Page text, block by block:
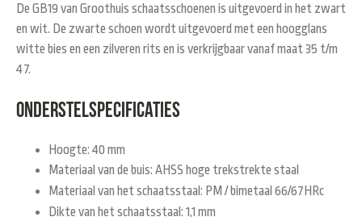
De GB19 van Groothuis schaatsschoenen is uitgevoerd in het zwart
en wit. De zwarte schoen wordt uitgevoerd met een hoogglans
witte bies en een zilveren rits en is verkrijgbaar vanaf maat 35 t/m
47.
Onderstelspecificaties
Hoogte: 40 mm
Materiaal van de buis: AHSS hoge trekstrekte staal
Materiaal van het schaatsstaal: PM / bimetaal 66/67HRc
Dikte van het schaatsstaal: 1,1 mm